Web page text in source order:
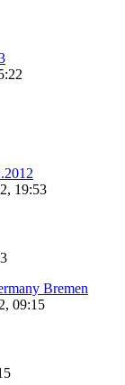
19:53
Bremen
09:15